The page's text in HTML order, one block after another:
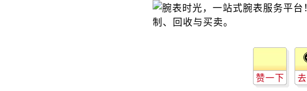
吉林省梅河口市新华街道梅河大街售后服务中
吉林省四平市铁东区紫气大路与南九经街交汇
吉林省通化市东昌区环通乡江南大街售后服务
吉林省延边市延吉市解放路售后服务中心（需
辽宁省鞍山市铁东区站前街售后服务中心（需
赞一下